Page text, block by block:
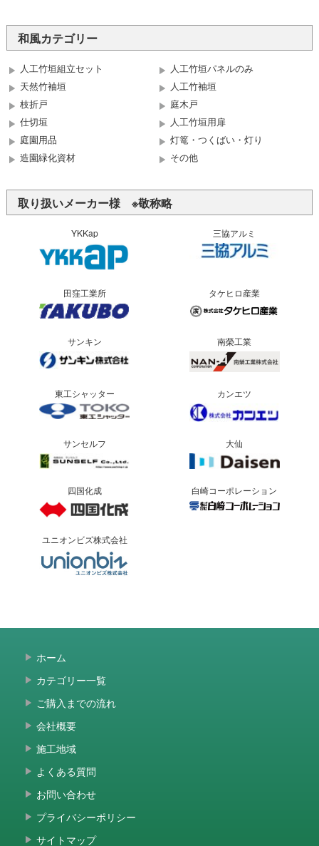
和風カテゴリー
人工竹垣組立セット
人工竹垣パネルのみ
天然竹袖垣
人工竹袖垣
枝折戸
庭木戸
仕切垣
人工竹垣用扉
庭園用品
灯篭・つくばい・灯り
造園緑化資材
その他
取り扱いメーカー様 ※敬称略
YKKap 三協アルミ
田窪工業所 タケヒロ産業
サンキン 南榮工業
東工シャッター カンエツ
サンセルフ 大仙
四国化成 白崎コーポレーション
ユニオンビズ株式会社
ホーム
カテゴリー一覧
ご購入までの流れ
会社概要
施工地域
よくある質問
お問い合わせ
プライバシーポリシー
サイトマップ